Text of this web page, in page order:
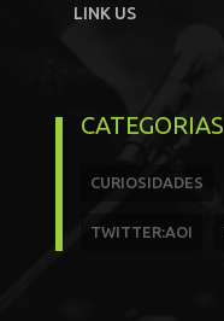
LINK US
CATEGORIAS
CURIOSIDADES
TWITTER:AOI